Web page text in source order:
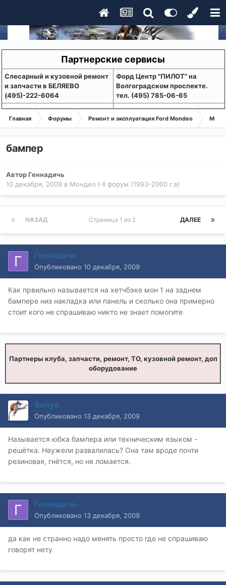
Партнерские сервисы
Слесарный и кузовной ремонт
и запчасти в БЕЛЯЕВО
(495)-222-6064
Форд Центр "ПИЛОТ" на
Волгоградском проспекте.
тел. (495) 785-06-65
Главная Форумы Ремонт и эксплуатация Ford Mondeo
бампер
АвторГеннадичь
10 декабря, 2009 в Мондео I-II форум (1993-2000 г.в)
НАЗАД ДАЛЕЕ
Страница 1 из 2
Геннадичь
Опубликовано 10 декабря, 2009
Как првильно называется на хетчбэке мон 1 на заднем
бампере низ накладка или панель и сколько она примерно
стоит кого не спрашиваю никто не знает помогите
Партнеры клуба, запчасти, ремонт, ТО, кузовной ремонт, доп
оборудование
Sonya
Опубликовано 13 декабря, 2009
Называется юбка бампера или техническим языком -
решётка. Неужели развалилась? Она там вроде почти
резиновая, гнётся, но не ломается.
Геннадичь
Опубликовано 13 декабря, 2009
да как не странно надо менять просто где не спрашиваю
говорят нету